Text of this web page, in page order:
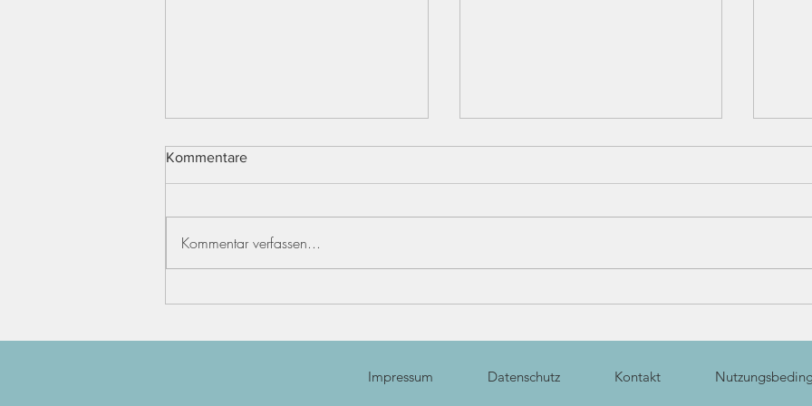
Kommentare
Kommentar verfassen...
Impressum Datenschutz Kontakt